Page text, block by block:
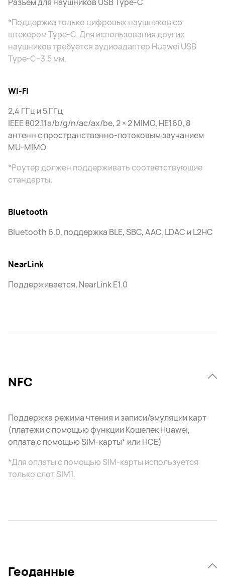
*Поддержка только цифровых наушников со
штекером Type-C. Для использования других
наушников требуется аудиоадаптер Huawei USB
Type-C–3,5 мм.
Wi-Fi
2,4 ГГц и 5 ГГц
IEEE 802.11a/b/g/n/ac/ax/be, 2 × 2 MIMO, HE160, 8
антенн с пространственно-потоковым звучанием
MU-MIMO
*Роутер должен поддерживать соответствующие
стандарты.
Bluetooth
Bluetooth 6.0, поддержка BLE, SBC, AAC, LDAC и L2HC
NearLink
Поддерживается, NearLink E1.0
NFC
Поддержка режима чтения и записи/эмуляции карт
(платежи с помощью функции Кошелек Huawei,
оплата с помощью SIM-карты* или HCE)
*Для оплаты с помощью SIM-карты используется
только слот SIM1.
Геоданные